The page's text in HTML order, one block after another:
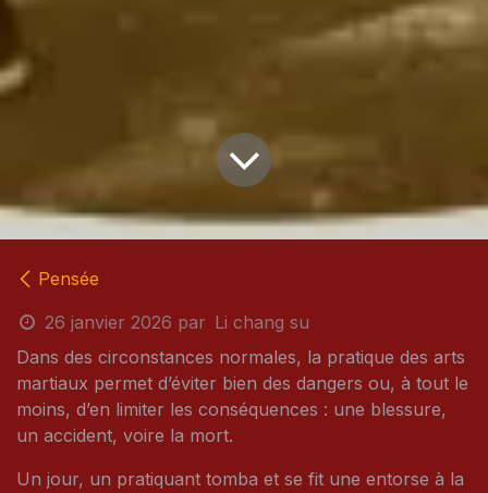
Pensée
26 janvier 2026 par Li chang su
Dans des circonstances normales, la pratique des arts
martiaux permet d’éviter bien des dangers ou, à tout le
moins, d’en limiter les conséquences : une blessure,
un accident, voire la mort.
Un jour, un pratiquant tomba et se fit une entorse à la